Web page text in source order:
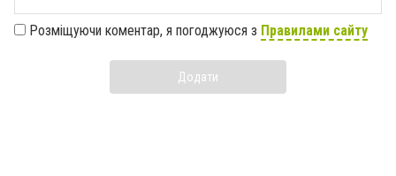
Розміщуючи коментар, я погоджуюся з Правилами сайту
Додати